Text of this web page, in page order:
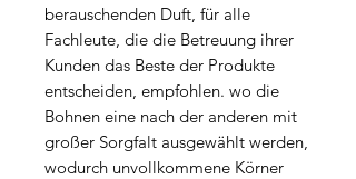
berauschenden Duft, für alle
Fachleute, die die Betreuung ihrer
Kunden das Beste der Produkte
entscheiden, empfohlen. wo die
Bohnen eine nach der anderen mit
großer Sorgfalt ausgewählt werden,
wodurch unvollkommene Körner